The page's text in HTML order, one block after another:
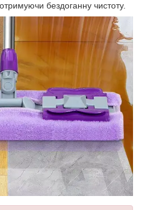
бездоганну чистоту.